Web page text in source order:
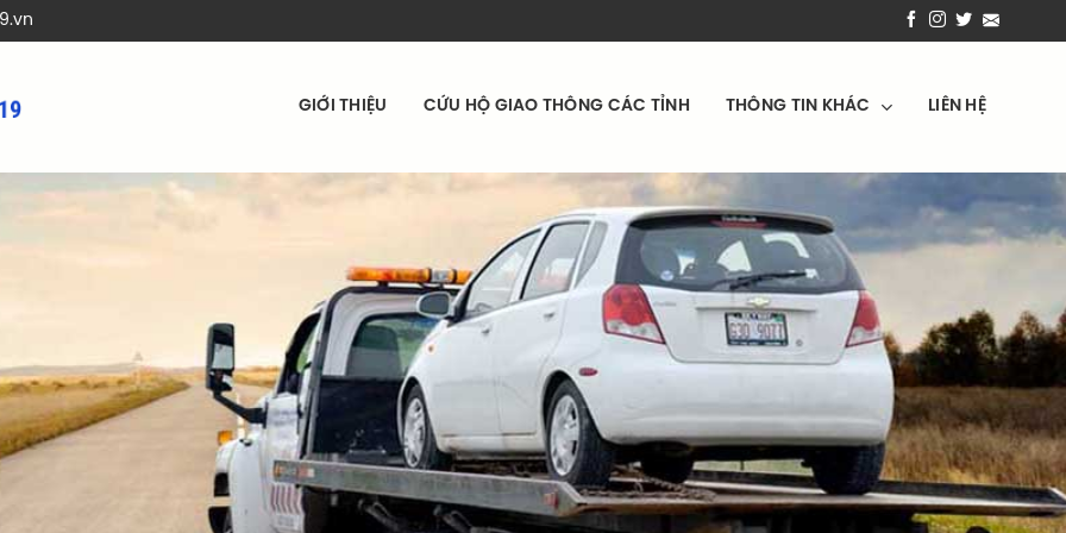
GIỚI THIỆU CỨU HỘ GIAO THÔNG CÁC TỈNH THÔNG TIN KHÁC LIÊN HỆ